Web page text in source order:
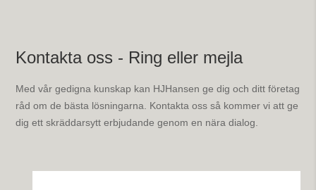
Kontakta oss - Ring eller mejla
Med vår gedigna kunskap kan HJHansen ge dig och ditt företag
råd om de bästa lösningarna. Kontakta oss så kommer vi att ge
dig ett skräddarsytt erbjudande genom en nära dialog.